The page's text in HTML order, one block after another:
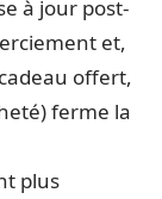
à jour post-
et,
offert,
ferme la
plus